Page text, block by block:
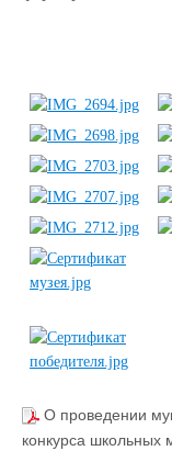
О проведении
конкурса школьных